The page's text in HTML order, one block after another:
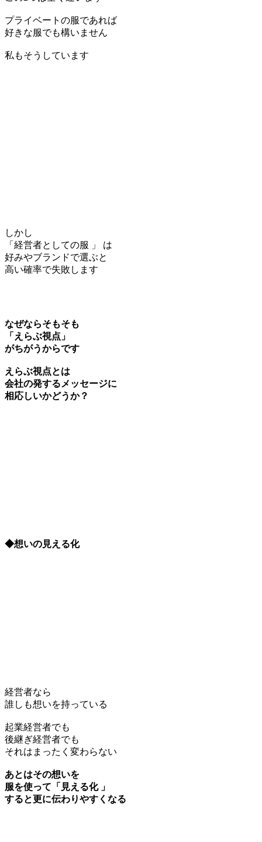
プライベートの服であれば
好きな服でも構いません
私もそうしています
しかし
「経営者としての服 」 は
好みやブランドで選ぶと
高い確率で失敗します
なぜならそもそも
「えらぶ視点」
がちがうからです
えらぶ視点とは
会社の発するメッセージに
相応しいかどうか？
◆想いの見える化
経営者なら
誰しも想いを持っている
起業経営者でも
後継ぎ経営者でも
それはまったく変わらない
あとはその想いを
服を使って「見える化 」
すると更に伝わりやすくなる